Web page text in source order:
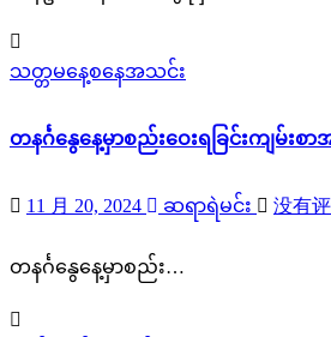
သတ္တမနေ့စနေအသင်း
တနင်္ဂနွေ‌နေ့မှာစည်းဝေးရခြင်းကျမ်းစ
11 月 20, 2024 ဆရာရဲမင်း 没有
တနင်္ဂနွေ‌နေ့မှာစည်း…